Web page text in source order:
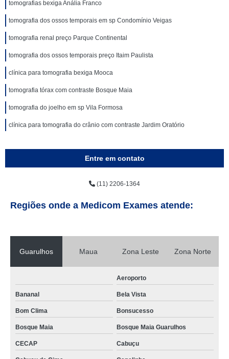
tomografias bexiga Anália Franco
tomografia dos ossos temporais em sp Condomínio Veigas
tomografia renal preço Parque Continental
tomografia dos ossos temporais preço Itaim Paulista
clínica para tomografia bexiga Mooca
tomografia tórax com contraste Bosque Maia
tomografia do joelho em sp Vila Formosa
clínica para tomografia do crânio com contraste Jardim Oratório
Entre em contato
(11) 2206-1364
Regiões onde a Medicom Exames atende:
Guarulhos Maua Zona Leste Zona Norte
Aeroporto
Bananal Bela Vista
Bom Clima Bonsucesso
Bosque Maia Bosque Maia Guarulhos
CECAP Cabuçu